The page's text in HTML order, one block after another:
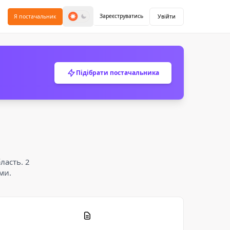
Я постачальник Зареєструватись Увійти
Підібрати постачальника
2